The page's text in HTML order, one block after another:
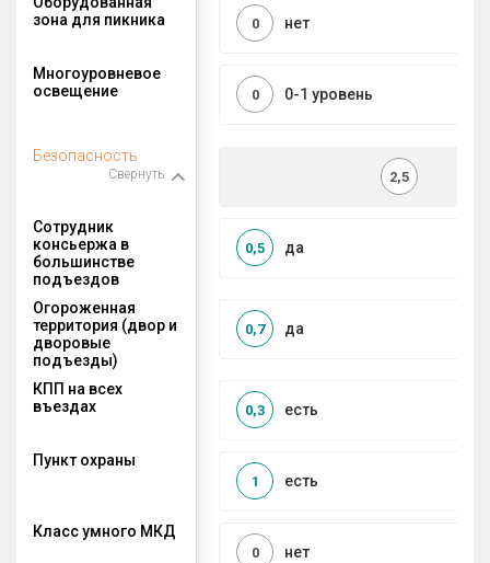
зона для пикника
нет
0
Многоуровневое
освещение
0-1 уровень
0
Безопасность
Свернуть 2,5
Сотрудник
консьержа в
большинстве
подъездов
да
0,5
Огороженная
территория (двор и
дворовые
подъезды)
да
0,7
КПП на всех
въездах
есть
0,3
Пункт охраны
есть
1
Класс умного МКД
нет
0